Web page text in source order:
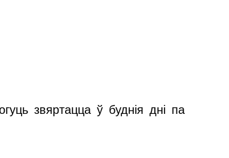
звяртацца ў буднія дні па